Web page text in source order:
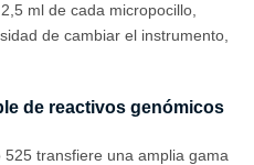
ml de cada micropocillo,
de cambiar el instrumento,
de reactivos genómicos
transfiere una amplia gama